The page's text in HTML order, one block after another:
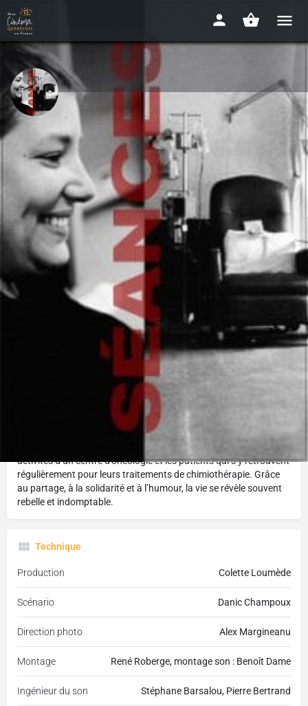
Séances
2012 - 1h24
Disponibilité : EN LIGNE, GRATUIT
Détails Avis
Vidéo à la demande Donnez votre
Réalisé par :
Danic Champoux
Le cancer peut-il être combattu dans un climat de relative
sérénité? Le cinéaste Danic Champoux le croit, et il tente de le
démontrer dans ce long métrage documentaire où il filme les
activités d’un centre d’oncologie et les patients qui s’y retrouvent
régulièrement pour leurs traitements de chimiothérapie. Grâce
au partage, à la solidarité et à l’humour, la vie se révèle souvent
rebelle et indomptable.
Technique
Production Colette Loumède
Scénario Danic Champoux
Direction photo Alex Margineanu
Montage René Roberge, montage son : Benoît Dame
Ingénieur du son Stéphane Barsalou, Pierre Bertrand